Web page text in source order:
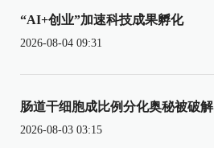
“AI+创业”加速科技成果孵化
2026-08-04 09:31
肠道干细胞成比例分化奥秘被破解
2026-08-03 03:15